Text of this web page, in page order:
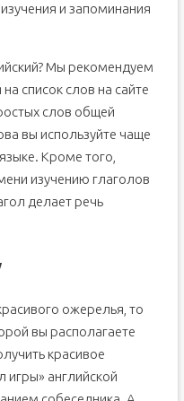
и запоминания
Мы рекомендуем
список слов на сайте
слов общей
вы используйте чаще
Кроме того,
изучению глаголов
делает речь
ожерелья, то
вы располагаете
красивое
игры» английской